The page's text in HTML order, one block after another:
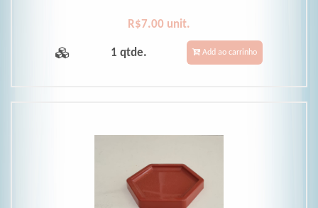
R$7.00 unit.
1 qtde. Add ao carrinho